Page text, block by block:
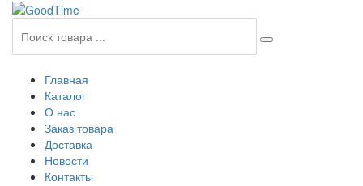
Главная
Каталог
О нас
Заказ товара
Доставка
Новости
Контакты